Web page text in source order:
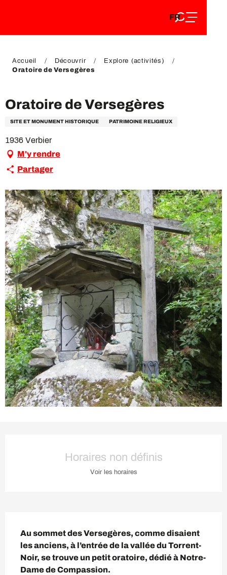
DE
FR
EN
Accueil Découvrir
Explore (activités)
Oratoire de Versegères
Oratoire de Versegères
SITE ET MONUMENT HISTORIQUE PATRIMOINE RELIGIEUX
1936 Verbier
M'y rendre
Partager
Horaires non définis
Voir les horaires
Au sommet des Versegères, comme disaient
les anciens, à l’entrée de la vallée du Torrent-
Noir, se trouve un petit oratoire, dédié à Notre-
Dame de Compassion.